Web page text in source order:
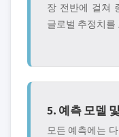
장 전반에 걸쳐
글로벌 추정치를
5. 예측 모델
모든 예측에는